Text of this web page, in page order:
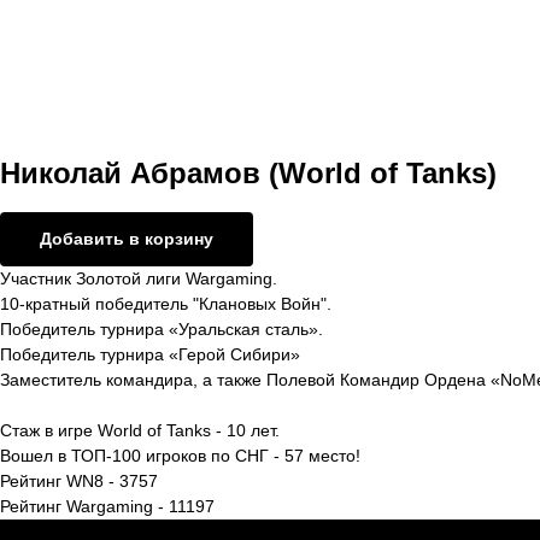
Николай Абрамов (World of Tanks)
Добавить в корзину
Участник Золотой лиги Wargaming.
10-кратный победитель "Клановых Войн".
Победитель турнира «Уральская сталь».
Победитель турнира «Герой Сибири»
Заместитель командира, а также Полевой Командир Ордена
Стаж в игре World of Tanks - 10 лет.
Вошел в ТОП-100 игроков по СНГ - 57 место!
Рейтинг WN8 - 3757
Рейтинг Wargaming - 11197